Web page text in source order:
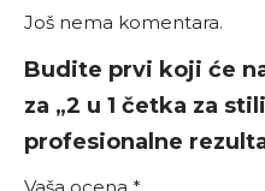
Još nema komentara.
Budite prvi koji će
za „2 u 1 četka za
profesionalne
Vaša ocena *